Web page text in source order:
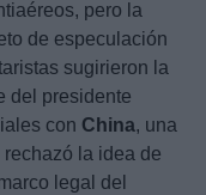
pero la
de especulación
sugirieron la
del presidente
con China, una
la idea de
legal del